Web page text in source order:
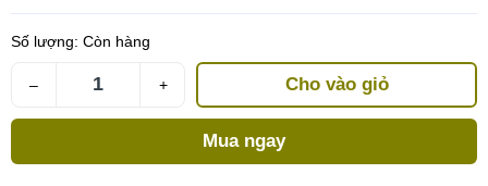
Số lượng: Còn hàng
– + Cho vào giỏ
Mua ngay